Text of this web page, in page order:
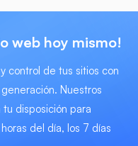
web hoy mismo!
control de tus sitios con
Nuestros
disposición para
del día, los 7 días